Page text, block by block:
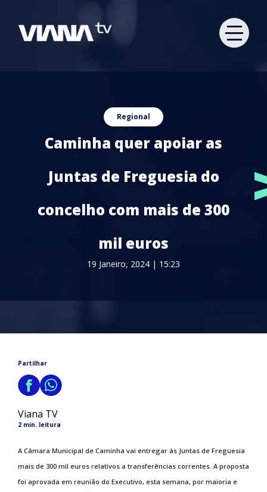
Regional
Caminha quer apoiar as
Juntas de Freguesia do
concelho com mais de 300
mil euros
19 Janeiro, 2024 | 15:23
Partilhar
Viana TV
2 min. leitura
A Câmara Municipal de Caminha vai entregar às Juntas de Freguesia
mais de 300 mil euros relativos a transferências correntes. A proposta
foi aprovada em reunião do Executivo, esta semana, por maioria e